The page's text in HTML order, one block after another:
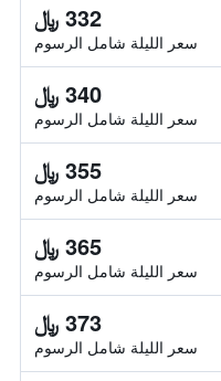
332 ﷼
سعر الليلة شامل الرسوم
340 ﷼
سعر الليلة شامل الرسوم
355 ﷼
سعر الليلة شامل الرسوم
365 ﷼
سعر الليلة شامل الرسوم
373 ﷼
سعر الليلة شامل الرسوم